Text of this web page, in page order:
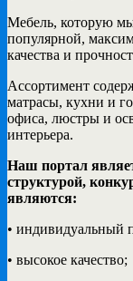
Мебель, которую
популярной,
качества и
Ассортимент
матрасы, кухни и
офиса, люстры и
интерьера.
Наш портал
структурой,
являются:
• индивидуальный
• высокое качество;